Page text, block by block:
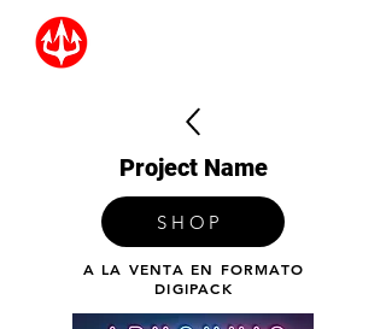
Project Name
SHOP
A LA VENTA EN FORMATO
DIGIPACK